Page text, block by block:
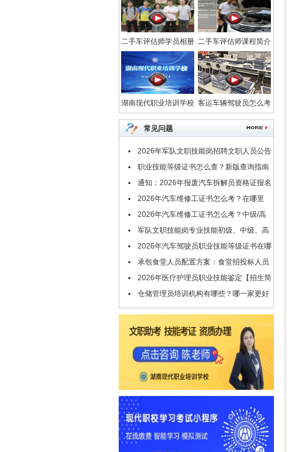
二手车评估师学员相册
_中华汽车网校
二手车评估师课程简介
_中华汽车网校
湖南现代职业培训学校 客运车辆驾驶员怎么考
常见问题
2026年军队文职技能岗招聘文职人员公告
汇总
职业技能等级证书怎么查？新版查询指南
请查收！
通知：2026年报废汽车拆解员资格证报名
条件及时间公布
2026年汽车维修工证书怎么考？在哪里
考？
2026年汽车维修工证书怎么考？中级/高
级/技师/高级技师证，考试申报中！
军队文职技能岗专业技能初级、中级、高
级指什么？
2026年汽车驾驶员职业技能等级证书在哪
里考？报考条件是什么
承包食堂人员配置方案：食堂招投标人员
配置要哪些技能证书
2026年医疗护理员职业技能鉴定【招生简
章】
仓储管理员培训机构有哪些？哪一家更好
点？